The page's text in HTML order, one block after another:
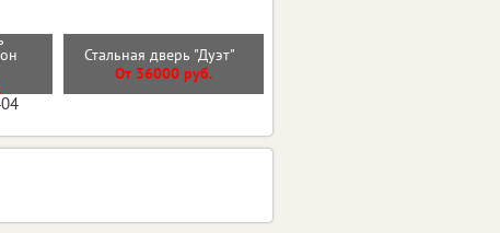
Стальная дверь "Дуэт"
От 36000 руб.